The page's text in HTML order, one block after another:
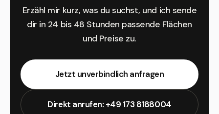
Erzähl mir kurz, was du suchst, und ich sende
dir in 24 bis 48 Stunden passende Flächen
und Preise zu.
Jetzt unverbindlich anfragen
Direkt anrufen: +49 173 8188004